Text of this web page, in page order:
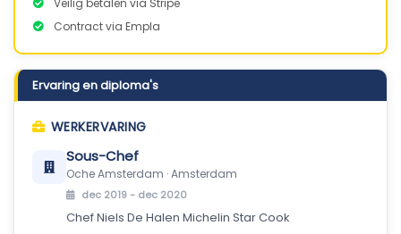
Veilig betalen via Stripe
Contract via Empla
Ervaring en diploma's
WERKERVARING
Sous-Chef
Oche Amsterdam · Amsterdam
dec 2019 - dec 2020
Chef Niels De Halen Michelin Star Cook